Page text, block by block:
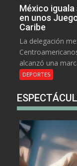
México
en unos
Caribe
La delegación
alcanzó una
DEPORTES